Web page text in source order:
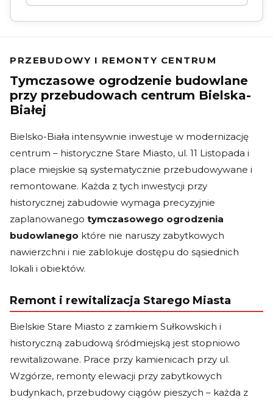
PRZEBUDOWY I REMONTY CENTRUM
Tymczasowe ogrodzenie budowlane
przy przebudowach centrum Bielska-
Białej
Bielsko-Biała intensywnie inwestuje w modernizację
centrum – historyczne Stare Miasto, ul. 11 Listopada i
place miejskie są systematycznie przebudowywane i
remontowane. Każda z tych inwestycji przy
historycznej zabudowie wymaga precyzyjnie
zaplanowanego tymczasowego ogrodzenia
budowlanego które nie naruszy zabytkowych
nawierzchni i nie zablokuje dostępu do sąsiednich
lokali i obiektów.
Remont i rewitalizacja Starego Miasta
Bielskie Stare Miasto z zamkiem Sułkowskich i
historyczną zabudową śródmiejską jest stopniowo
rewitalizowane. Prace przy kamienicach przy ul.
Wzgórze, remonty elewacji przy zabytkowych
budynkach, przebudowy ciągów pieszych – każda z